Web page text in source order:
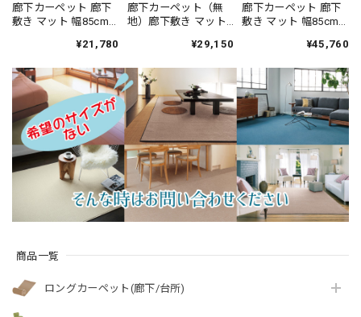
商品一覧
ロングカーペット(廊下/台所)
廊下カーペット 廊下
敷き マット 幅85cm×
全の「SEK 抗ウイル
加工」雰囲気のある
杢調 無地 ループタイ
プ 全5色 防炎ラベル
付『アスフューチャ
ー/FUT』
¥21,780
廊下カーペット（無
地）廊下敷き マット
薄型タイプでドアに
高い耐久性と強力な
はっ水・はつ油性の
防汚ラグ 防炎ラベル
付『アスシャリオ
2/CRO』
¥29,150
廊下カーペット 廊下
敷き マット 幅85cm×
オリエントクラシッ
グレード感あるデザ
イン 高密度で耐久性
に優れたウィルトン
織カーペット 全3色
防炎ラベル付『アス
ジェントル/GNT』
¥45,760